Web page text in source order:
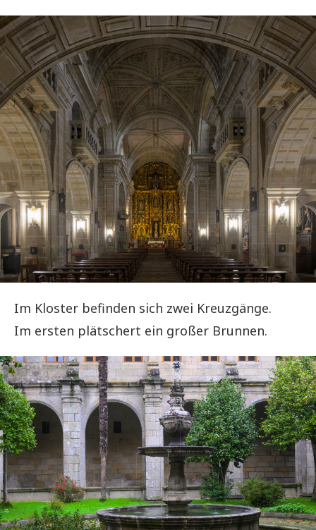
Im Kloster befinden sich zwei Kreuzgänge.
Im ersten plätschert ein großer Brunnen.